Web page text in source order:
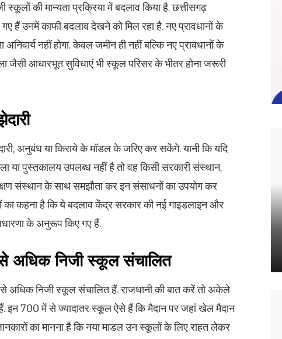
स्कूलों की मान्यता प्रक्रिया में बदलाव किया है. छत्तीसगढ़
गए हैं उनमें काफी बदलाव देखने को मिल रहा है. नए प्रावधानों के
नहीं होगा. केवल जमीन ही नहीं बल्कि नए प्रावधानों के
जैसी आधारभूत सुविधाएं भी स्कूल परिसर के भीतर होना जरूरी
अनुबंध या किराये के मॉडल के जरिए कर सकेंगे. यानी कि यदि
या पुस्तकालय उपलब्ध नहीं है तो वह किसी सरकारी संस्थान,
संस्थान के साथ समझौता कर इन संसाधनों का उपयोग कर
का कहना है कि ये बदलाव केंद्र सरकार की नई गाइडलाइन और
के अनुरूप किए गए हैं.
अधिक निजी स्कूल संचालित
से अधिक निजी स्कूल संचालित हैं. राजधानी की बात करें तो अकेले
इन 700 में से ज्यादातर स्कूल ऐसे हैं कि मैदान पर जहां खेल मैदान
का मानना है कि नया माडल उन स्कूलों के लिए राहत लेकर